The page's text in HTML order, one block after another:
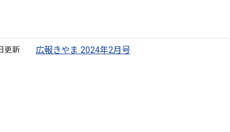
更新 広報きやま 2024年2月号